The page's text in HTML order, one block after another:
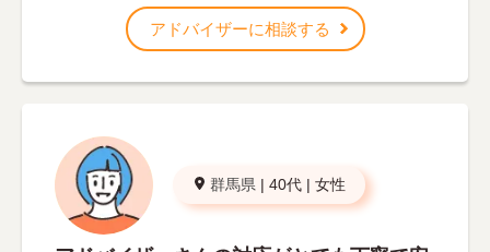
アドバイザーに相談する
群馬県 | 40代 | 女性